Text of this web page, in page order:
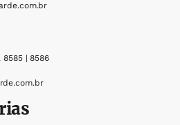
8585 | 8586